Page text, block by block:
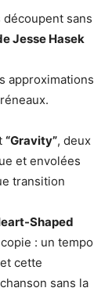
découpent sans
Jesse Hasek
approximations
“Gravity”, deux
et envolées
transition
Shaped
: un tempo
cette
sans la